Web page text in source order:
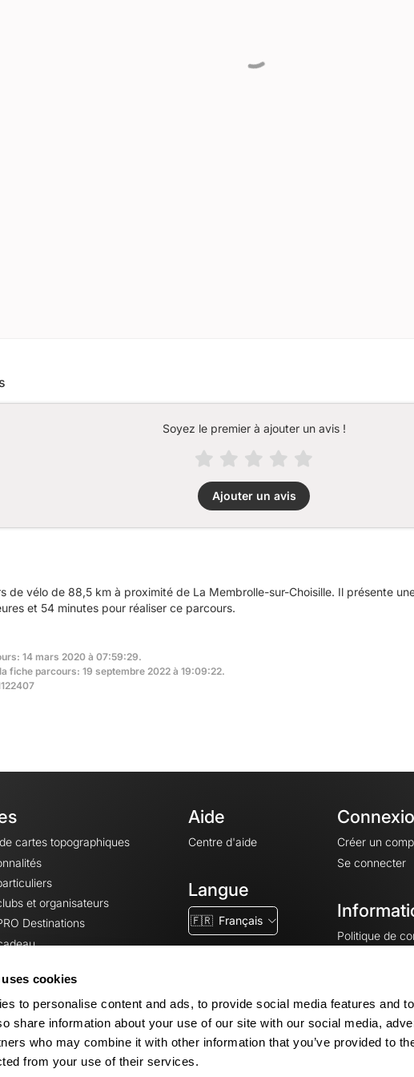
cookies
to personalise content and ads, to provide social media features and
share information about your use of our site with our social media,
who may combine it with other information that you’ve provided to
from your use of their services.
Soyez le premier à ajouter un avis !
Ajouter un avis
de vélo de 88,5 km à proximité de La Membrolle-sur-Choisille. Il présente
et 54 minutes pour réaliser ce parcours.
14 mars 2020 à 07:59:29.
fiche parcours: 19 septembre 2022 à 19:09:22.
cartes topographiques
et organisateurs
Destinations
Aide
Centre d'aide
Langue
🇫🇷 Français
Créer un
Se connecter
Politique de
Mentions
Paramètres